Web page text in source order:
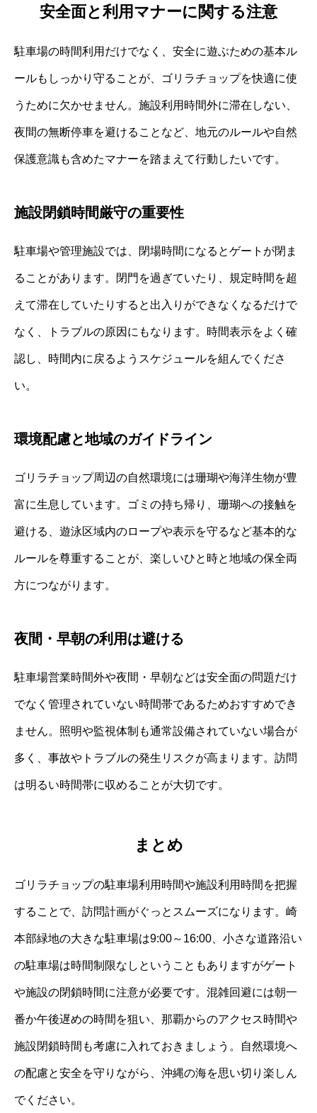
安全面と利用マナーに関する注意
駐車場の時間利用だけでなく、安全に遊ぶための基本ル
ールもしっかり守ることが、ゴリラチョップを快適に使
うために欠かせません。施設利用時間外に滞在しない、
夜間の無断停車を避けることなど、地元のルールや自然
保護意識も含めたマナーを踏まえて行動したいです。
施設閉鎖時間厳守の重要性
駐車場や管理施設では、閉場時間になるとゲートが閉ま
ることがあります。閉門を過ぎていたり、規定時間を超
えて滞在していたりすると出入りができなくなるだけで
なく、トラブルの原因にもなります。時間表示をよく確
認し、時間内に戻るようスケジュールを組んでくださ
い。
環境配慮と地域のガイドライン
ゴリラチョップ周辺の自然環境には珊瑚や海洋生物が豊
富に生息しています。ゴミの持ち帰り、珊瑚への接触を
避ける、遊泳区域内のロープや表示を守るなど基本的な
ルールを尊重することが、楽しいひと時と地域の保全両
方につながります。
夜間・早朝の利用は避ける
駐車場営業時間外や夜間・早朝などは安全面の問題だけ
でなく管理されていない時間帯であるためおすすめでき
ません。照明や監視体制も通常設備されていない場合が
多く、事故やトラブルの発生リスクが高まります。訪問
は明るい時間帯に収めることが大切です。
まとめ
ゴリラチョップの駐車場利用時間や施設利用時間を把握
することで、訪問計画がぐっとスムーズになります。崎
本部緑地の大きな駐車場は9:00～16:00、小さな道路沿い
の駐車場は時間制限なしということもありますがゲート
や施設の閉鎖時間に注意が必要です。混雑回避には朝一
番か午後遅めの時間を狙い、那覇からのアクセス時間や
施設閉鎖時間も考慮に入れておきましょう。自然環境へ
の配慮と安全を守りながら、沖縄の海を思い切り楽しん
でください。